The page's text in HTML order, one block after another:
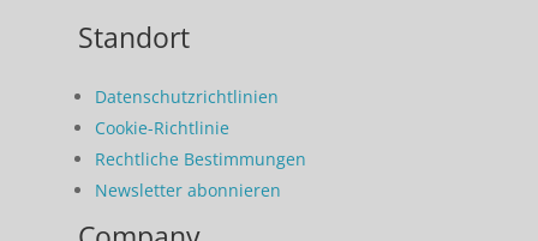
Standort
Datenschutzrichtlinien
Cookie-Richtlinie
Rechtliche Bestimmungen
Newsletter abonnieren